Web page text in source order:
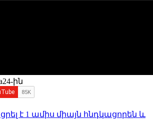
ին
է 1 ամիս միայն հնդկացորեն և